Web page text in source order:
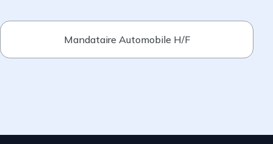
Mandataire Automobile H/F